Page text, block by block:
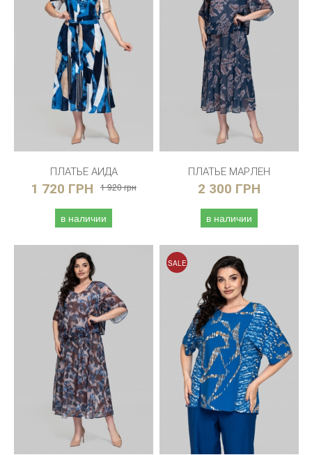
ПЛАТЬЕ АИДА
1 720 ГРН 1 920 грн
в наличии
ПЛАТЬЕ МАРЛЕН
2 300 ГРН
в наличии
SALE